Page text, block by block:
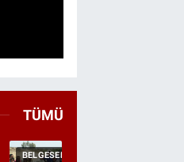
TÜMÜ
BELGESEL